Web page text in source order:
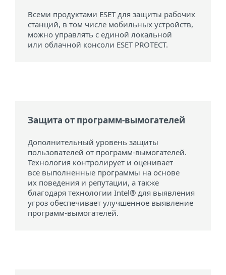
Всеми продуктами ESET для защиты рабочих
станций, в том числе мобильных устройств,
можно управлять с единой локальной
или облачной консоли ESET PROTECT.
Защита от программ-вымогателей
Дополнительный уровень защиты
пользователей от программ-вымогателей.
Технология контролирует и оценивает
все выполненные программы на основе
их поведения и репутации, а также
благодаря технологии Intel® для выявления
угроз обеспечивает улучшенное выявление
программ-вымогателей.